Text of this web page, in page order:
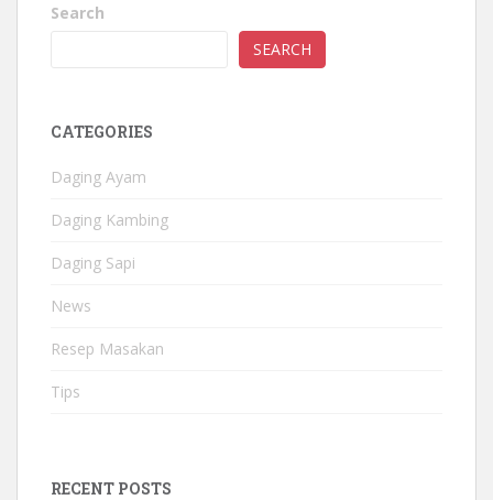
Search
SEARCH
CATEGORIES
Daging Ayam
Daging Kambing
Daging Sapi
News
Resep Masakan
Tips
RECENT POSTS